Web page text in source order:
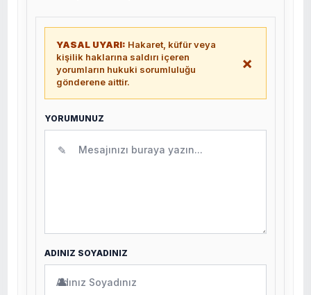
YASAL UYARI: Hakaret, küfür veya
kişilik haklarına saldırı içeren
yorumların hukuki sorumluluğu
gönderene aittir.
×
YORUMUNUZ
✎
ADINIZ SOYADINIZ
👤